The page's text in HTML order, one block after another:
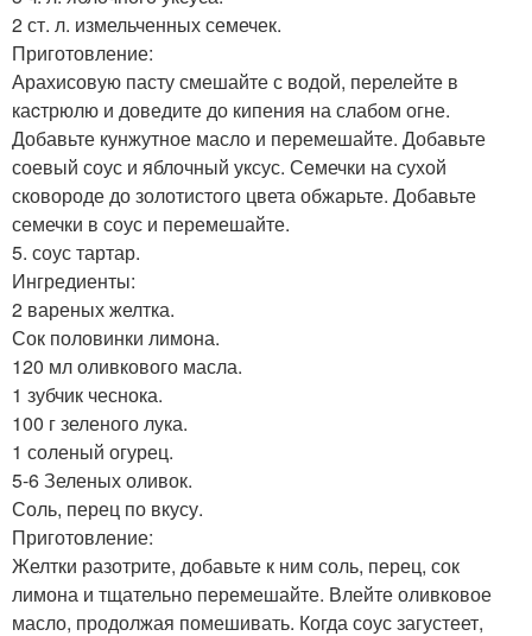
2 ст. л. измельченных семечек.
Приготовление:
Арахисовую пасту смешайте с водой, перелейте в
каcтрюлю и доведите до кипения на слабом огне.
Добавьте кунжутное масло и перемешайте. Добавьте
соевый соус и яблочный уксус. Семечки на сухой
сковороде до золотистого цвета обжарьте. Добавьте
семечки в соус и перемешайте.
5. соус тартар.
Ингредиенты:
2 вареных желтка.
Сок половинки лимона.
120 мл оливкового масла.
1 зубчик чеснока.
100 г зеленого лука.
1 соленый огурец.
5-6 Зеленых оливок.
Соль, перец по вкусу.
Приготовление:
Желтки разотрите, добавьте к ним соль, перец, сок
лимона и тщательно перемешайте. Влейте оливковое
масло, продолжая помешивать. Когда соус загустеет,